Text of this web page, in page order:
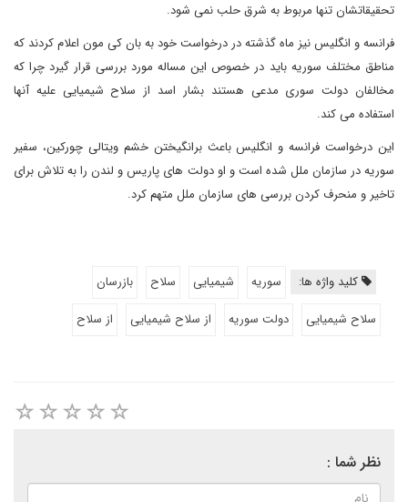
تحقیقاتشان تنها مربوط به شرق حلب نمی شود.
فرانسه و انگلیس نیز ماه گذشته در درخواست خود به بان کی مون اعلام کردند که
مناطق مختلف سوریه باید در خصوص این مساله مورد بررسی قرار گیرد چرا که
مخالفان دولت سوری مدعی هستند بشار اسد از سلاح شیمیایی علیه آنها
استفاده می کند.
این درخواست فرانسه و انگلیس باعث برانگیختن خشم ویتالی چورکین، سفیر
سوریه در سازمان ملل شده است و او دولت های پاریس و لندن را به تلاش برای
تاخیر و منحرف کردن بررسی های سازمان ملل متهم کرد.
کلید واژه ها: سوریه شیمیایی سلاح
بازرسان
سلاح شیمیایی
دولت سوریه از سلاح شیمیایی از سلاح
نظر شما :